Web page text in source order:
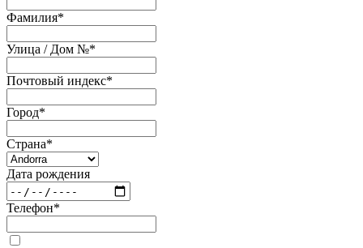
Фамилия*
Улица / Дом №*
Почтовый индекс*
Город*
Страна*
Дата рождения
Телефон*